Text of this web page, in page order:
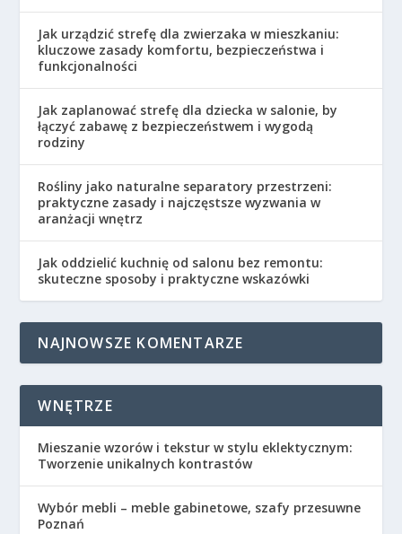
Jak urządzić strefę dla zwierzaka w mieszkaniu:
kluczowe zasady komfortu, bezpieczeństwa i
funkcjonalności
Jak zaplanować strefę dla dziecka w salonie, by
łączyć zabawę z bezpieczeństwem i wygodą
rodziny
Rośliny jako naturalne separatory przestrzeni:
praktyczne zasady i najczęstsze wyzwania w
aranżacji wnętrz
Jak oddzielić kuchnię od salonu bez remontu:
skuteczne sposoby i praktyczne wskazówki
NAJNOWSZE KOMENTARZE
WNĘTRZE
Mieszanie wzorów i tekstur w stylu eklektycznym:
Tworzenie unikalnych kontrastów
Wybór mebli – meble gabinetowe, szafy przesuwne
Poznań